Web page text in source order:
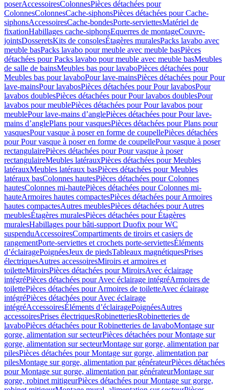
poserAccessoiresColonnesPièces détachées pour
ColonnesColonnesCache-siphonsPièces détachées pour Cache-
siphonsAccessoiresCache-bondesPorte-serviettesMatériel de
fixationHabillages cache-siphonsEquerres de montageCouvre-
jointsDosseretsKits de consolesÉtagères muralesPacks lavabo avec
meuble basPacks lavabo pour meuble avec meuble basPièces
détachées pour Packs lavabo pour meuble avec meuble basMeubles
de salle de bainsMeubles bas pour lavaboPièces détachées pour
Meubles bas pour lavaboPour lave-mainsPièces détachées pour Pour
lave-mainsPour lavabosPièces détachées pour Pour lavabosPour
lavabos doublesPièces détachées pour Pour lavabos doublesPour
lavabos pour meublePièces détachées pour Pour lavabos pour
meublePour lave-mains d’anglePièces détachées pour Pour lave-
mains d’anglePlans pour vasquesPièces détachées pour Plans pour
vasquesPour vasque à poser en forme de coupellePièces détachées
pour Pour vasque à poser en forme de coupellePour vasque à poser
rectangulairePièces détachées pour Pour vasque à poser
rectangulaireMeubles latérauxPièces détachées pour Meubles
latérauxMeubles latéraux basPièces détachées pour Meubles
latéraux basColonnes hautesPièces détachées pour Colonnes
hautesColonnes mi-hautePièces détachées pour Colonnes mi-
hauteArmoires hautes compactesPièces détachées pour Armoires
hautes compactesAutres meublesPièces détachées pour Autres
meublesÉtagères muralesPièces détachées pour Étagères
muralesHabillages pour bâti-support Duofix pour WC
suspenduAccessoiresCompartiments de tiroirs et casiers de
rangementPorte-serviettes et crochets porte-serviettesÉléments
d’éclairagePoignéesJeux de piedsTableaux magnétiquesPrises
électriquesAutres accessoiresMiroirs et armoires et
toiletteMiroirsPièces détachées pour MiroirsAvec éclairage
intégréPièces détachées pour Avec éclairage intégréArmoires de
toilettePièces détachées pour Armoires de toiletteAvec éclairage
intégréPièces détachées pour Avec éclairage
intégréAccessoiresÉléments d’éclairagePoignéesAutres
accessoiresPrises électriquesRobinetteriesRobinetteries de
lavaboPièces détachées pour Robinetteries de lavaboMontage sur
gorge, alimentation sur secteurPièces détachées pour Montage sur
gorge, alimentation sur secteurMontage sur gorge, alimentation par
pilesPièces détachées pour Montage sur gorge, alimentation par
pilesMontage sur gorge, alimentation par générateurPièces détachées
pour Montage sur gorge, alimentation par générateurMontage sur
gorge, robinet mitigeurPièces détachées pour Montage sur gorge,